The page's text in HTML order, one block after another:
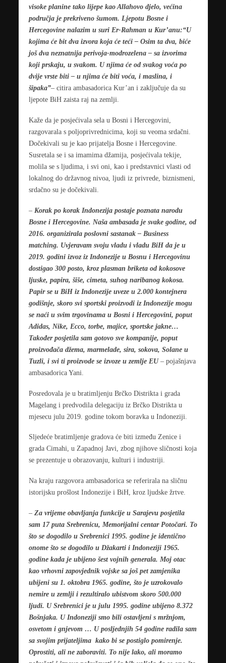
visoke planine tako lijepe kao Allahovo djelo, većina
područja je prekriveno šumom. Ljepotu Bosne i
Hercegovine nalazim u suri Er-Rahman u Kur’anu:“U
kojima će bit dva izvora koja će teći – Osim ta dva, biće
još dva neznatnija perivoja-modrozelena – sa izvorima
koji prskaju, u svakom. U njima će od svakog voća po
dvije vrste biti – u njima će biti voća, i maslina, i
šipaka”– citira ambasadorica Kur’an i zaključuje da su
ljepote BiH zaista raj na zemlji.
Kaže da je posjećivala sela u Bosni i Hercegovini,
razgovarala s poljoprivrednicima, koji su veoma srdačni.
Dočekivali su je kao prijatelja Bosne i Hercegovine.
Susretala se i sa imamima džamija, posjećivala tekije,
molila se s ljudima, i svi oni, kao i predstavnici vlasti od
lokalnog do državnog nivoa, ljudi iz privrede, biznismeni,
srdačno su je dočekivali.
– Korak po korak Indonezija postaje poznata narodu
Bosne i Hercegovine. Naša ambasada je svake godine, od
2016. organizirala poslovni sastanak – Business
matching. Uvjeravam svoju vladu i vladu BiH da je u
2019. godini izvoz iz Indonezije u Bosnu i Hercegovinu
dostigao 300 posto, kroz plasman briketa od kokosove
ljuske, papira, šiše, cimeta, suhog naribanog kokosa.
Papir se u BiH iz Indonezije uveze u 2.000 kontejnera
godišnje, skoro svi sportski proizvodi iz Indonezije mogu
se naći u svim trgovinama u Bosni i Hercegovini, poput
Adidas, Nike, Ecco, torbe, majice, sportske jakne…
Također posjetila sam gotovo sve kompanije, poput
proizvođača džema, marmelade, sira, sokova, Solane u
Tuzli, i svi ti proizvode se izvoze u zemlje EU– pojašnjava
ambasadorica Yani.
Posredovala je u bratimljenju Brčko Distrikta i grada
Magelang i predvodila delegaciju iz Brčko Distrikta u
mjesecu julu 2019. godine tokom boravka u Indoneziji.
Sljedeće bratimljenje gradova će biti između Zenice i
grada Cimahi, u Zapadnoj Javi, zbog njihove sličnosti koja
se prezentuje u obrazovanju, kulturi i industriji.
Na kraju razgovora ambasadorica se referirala na sličnu
istorijsku prošlost Indonezije i BiH, kroz ljudske žrtve.
– Za vrijeme obavljanja funkcije u Sarajevu posjetila
sam 17 puta Srebrenicu, Memorijalni centar Potočari. To
što se dogodilo u Srebrenici 1995. godine je identično
onome što se dogodilo u Džakarti i Indoneziji 1965.
godine kada je ubijeno šest vojnih generala. Moj otac
kao vrhovni zapovjednik vojske sa još pet zamjenika
ubijeni su 1. oktobra 1965. godine, što je uzrokovalo
nemire u zemlji i rezultiralo ubistvom skoro 500.000
ljudi. U Srebrenici je u julu 1995. godine ubijeno 8.372
Bošnjaka. U Indoneziji smo bili ostavljeni s mržnjom,
osvetom i gnjevom … U posljednjih 54 godine radila sam
sa svojim prijateljima kako bi se postiglo pomirenje.
Oprostiti, ali ne zaboraviti. To nije lako, ali moramo